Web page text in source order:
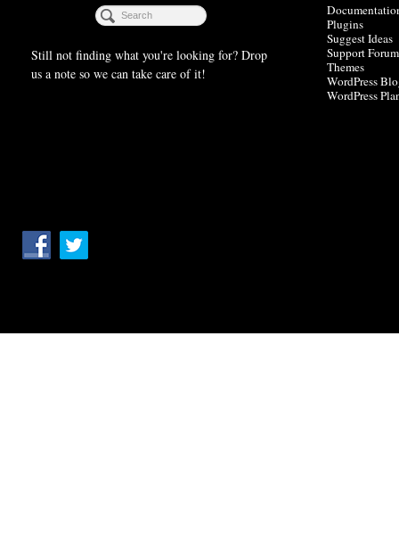
Still not finding what you're looking for? Drop
us a note so we can take care of it!
Plugins
Suggest Ideas
Support Forum
Themes
WordPress
WordPress